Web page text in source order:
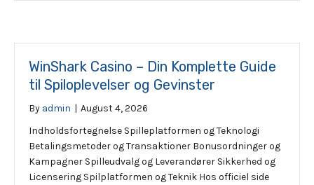
WinShark Casino – Din Komplette Guide
til Spiloplevelser og Gevinster
By admin | August 4, 2026
Indholdsfortegnelse Spilleplatformen og Teknologi
Betalingsmetoder og Transaktioner Bonusordninger og
Kampagner Spilleudvalg og Leverandører Sikkerhed og
Licensering Spilplatformen og Teknik Hos officiel side